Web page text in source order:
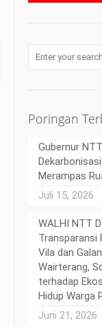
Poringan
Gubernur
Merampas
Juli 15, 2026
WALHI NTT
Transparansi
Vila dan
Wairterang,
terhadap
Hidup Warga
Juni 21, 2026